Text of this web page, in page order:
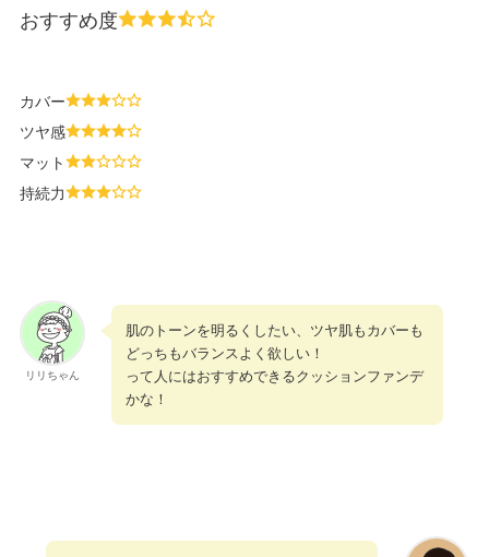
おすすめ度
カバー
ツヤ感
マット
持続力
リリちゃん
肌のトーンを明るくしたい、ツヤ肌もカバーも
どっちもバランスよく欲しい！
って人にはおすすめできるクッションファンデ
かな！